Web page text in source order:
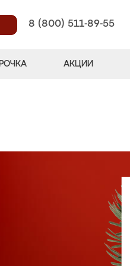
8 (800) 511-89-55
АКЦИИ